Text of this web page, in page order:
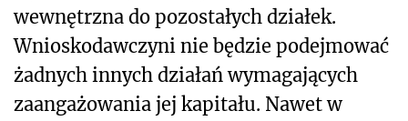
wewnętrzna do pozostałych działek.
Wnioskodawczyni nie będzie podejmować
żadnych innych działań wymagających
zaangażowania jej kapitału. Nawet w